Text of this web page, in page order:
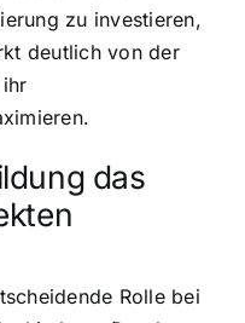
zu investieren,
deutlich von der
das
Rolle bei